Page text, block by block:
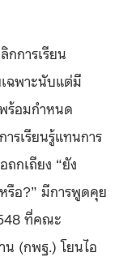
กการเรียน
ฉพาะนับแต่มี
ร้อมกำหนด
รเรียนรู้แทนการ
กเถียง “ยัง
รือ?” มีการพูดคุย
ที่คณะ
น (กพฐ.) โยนไอ